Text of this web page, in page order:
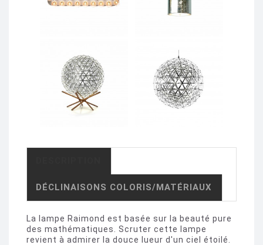
DÉCLINAISONS COLORIS/MATÉRIAUX
La lampe Raimond est basée sur la beauté pure
des mathématiques. Scruter cette lampe
revient à admirer la douce lueur d'un ciel étoilé.